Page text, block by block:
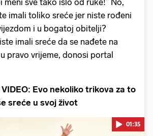
imali toliko sreće jer niste rođeni
i u bogatoj obitelji?
imali sreće da se nađete na
pravo vrijeme, donosi portal
VIDEO: Evo nekoliko trikova za to
sreće u svoj život
01:35